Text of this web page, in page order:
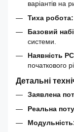
варіантів на
Тиха робота:
Базовий
системи.
Наявність
початкового
Детальні
Заявлена
Реальна